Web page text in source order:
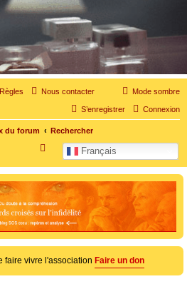
Mode sombre
Règles Nous contacter
Connexion
S’enregistrer
du forum Rechercher
Français
c
e
r
faire vivre l'association Faire un don